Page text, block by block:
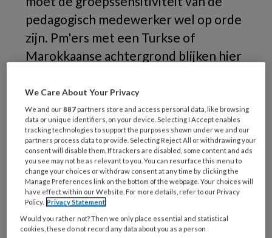
pedagogisch medewerker wel op orde
zijn. Pm'ers met een Turkse of
Marokkaanse achtergrond blijken hier
collega's. Hoogleraar Paul Leseman
deed hier onderzoek naar.
Opeens
REGISTREREN
Wil je dit artikel lezen?
We Care About Your Privacy
We and our887 partners store and access personal data, like browsing
data or unique identifiers, on your device. Selecting I Accept enables
tracking technologies to support the purposes shown under we and our
partners process data to provide. Selecting Reject All or withdrawing your
consent will disable them. If trackers are disabled, some content and ads
you see may not be as relevant to you. You can resurface this menu to
change your choices or withdraw consent at any time by clicking the
Manage Preferences link on the bottom of the webpage. Your choices will
have effect within our Website. For more details, refer to our Privacy
Policy. Privacy Statement
Would you rather not? Then we only place essential and statistical
cookies, these do not record any data about you as a person